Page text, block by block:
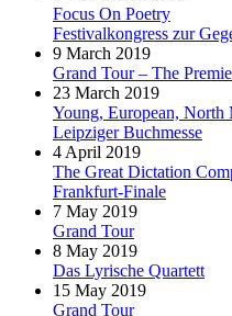
Focus On Poetry
Festivalkongress zur
9 March 2019
Grand Tour – The
23 March 2019
Young, European, North
Leipziger Buchmesse
4 April 2019
The Great Dictation
Frankfurt-Finale
7 May 2019
Grand Tour
8 May 2019
Das Lyrische Quartett
15 May 2019
Grand Tour